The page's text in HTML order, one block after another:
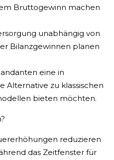
Bruttogewinn machen
unabhängig von
Bilanzgewinnen planen
eine in
zu klassischen
bieten möchten.
reduzieren
das Zeitfenster für